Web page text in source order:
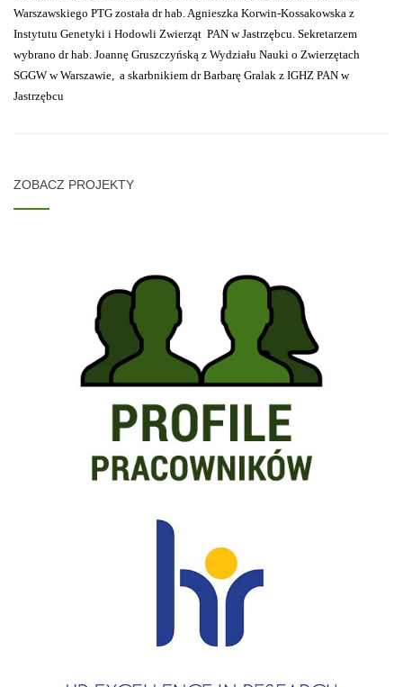
Warszawskiego PTG została dr hab. Agnieszka Korwin-Kossakowska z
Instytutu Genetyki i Hodowli Zwierząt PAN w Jastrzębcu. Sekretarzem
wybrano dr hab. Joannę Gruszczyńską z Wydziału Nauki o Zwierzętach
SGGW w Warszawie, a skarbnikiem dr Barbarę Gralak z IGHZ PAN w
Jastrzębcu
ZOBACZ PROJEKTY